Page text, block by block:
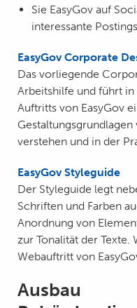
Sie EasyGov auf
interessante
EasyGov Corporate
Das vorliegende
Arbeitshilfe und führt
Auftritts von EasyGov
verstehen und in der
EasyGov Styleguide
Der Styleguide legt
Schriften und Farben
Anordnung von
zur Tonalität der
Webauftritt von
Ausbau